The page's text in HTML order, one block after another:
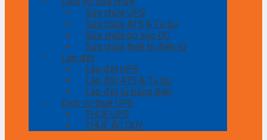
Sửa chữa UPS
Sửa chữa ATS & Tụ bù
Sửa chữa bộ sạc DC
Sửa chữa thiết bị điện tử
Lắp đặt
Lắp đặt UPS
Lắp đặt ATS & Tụ bù
Lắp đặt tủ bảng điện
Dịch vụ thuê UPS
THUÊ UPS
THUÊ ẮC QUY